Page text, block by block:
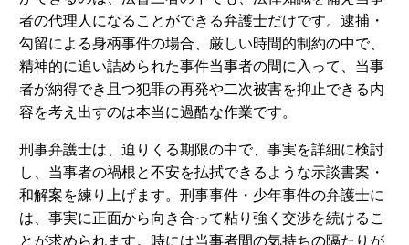
者の代理人になることができる弁護士だけです。逮捕・
勾留による身柄事件の場合、厳しい時間的制約の中で、
精神的に追い詰められた事件当事者の間に入って、当事
者が納得でき且つ犯罪の再発や二次被害を抑止できる内
容を考え出すのは本当に過酷な作業です。
刑事弁護士は、迫りくる期限の中で、事実を詳細に検討
し、当事者の禍根と不安を払拭できるような示談書案・
和解案を練り上げます。刑事事件・少年事件の弁護士に
は、事実に正面から向き合って粘り強く交渉を続けるこ
とが求められます。時には当事者間の気持ちの隔たりが